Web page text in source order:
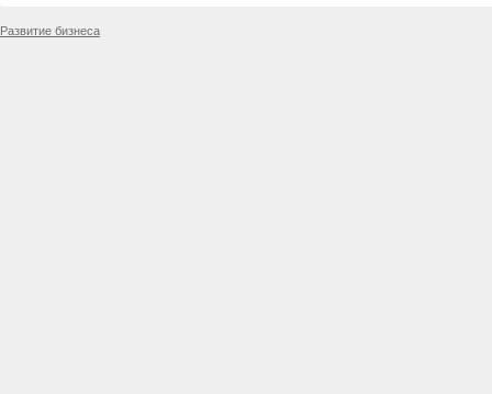
Развитие бизнеса